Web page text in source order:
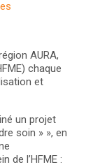
AURA,
chaque
et
un projet
soin » », en
de l’HFME :